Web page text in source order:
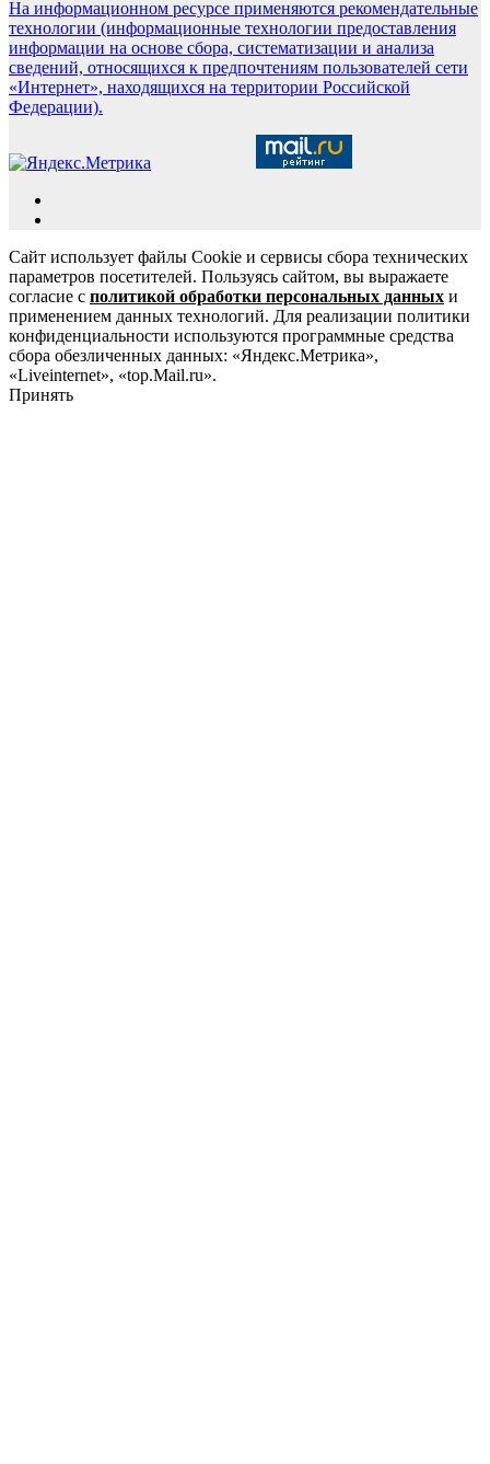
На информационном ресурсе применяются рекомендательные
технологии (информационные технологии предоставления
информации на основе сбора, систематизации и анализа
сведений, относящихся к предпочтениям пользователей сети
«Интернет», находящихся на территории Российской
Федерации).
Сайт использует файлы Cookie и сервисы сбора технических
параметров посетителей. Пользуясь сайтом, вы выражаете
согласие с политикой обработки персональных данных и
применением данных технологий. Для реализации политики
конфиденциальности используются программные средства
сбора обезличенных данных: «Яндекс.Метрика»,
«Liveinternet», «top.Mail.ru».
Принять